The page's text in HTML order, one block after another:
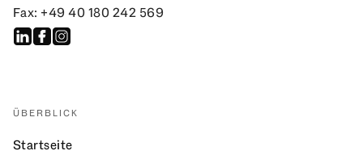
Fax: +49 40 180 242 569
ÜBERBLICK
Startseite